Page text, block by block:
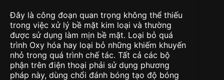
Đây là công đoạn quan trọng không thể thiếu
trong việc xử lý bề mặt kim loại và thường
được sử dụng làm mịn bề mặt. Loại bỏ quá
trình Oxy hóa hay loại bỏ những khiếm khuyến
nhỏ trong quá trình chế tác. Tất cả các bộ
phận trên điện thoại phải sử dụng phương
pháp này, dùng chổi đánh bóng tạo độ bóng